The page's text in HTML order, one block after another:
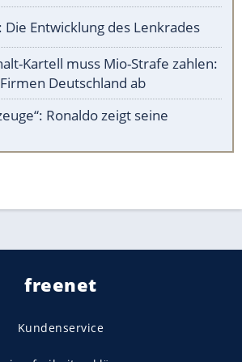
Entwicklung des Lenkrades
Kartell muss Mio-Strafe zahlen:
Deutschland ab
Ronaldo zeigt seine
freenet
Kundenservice